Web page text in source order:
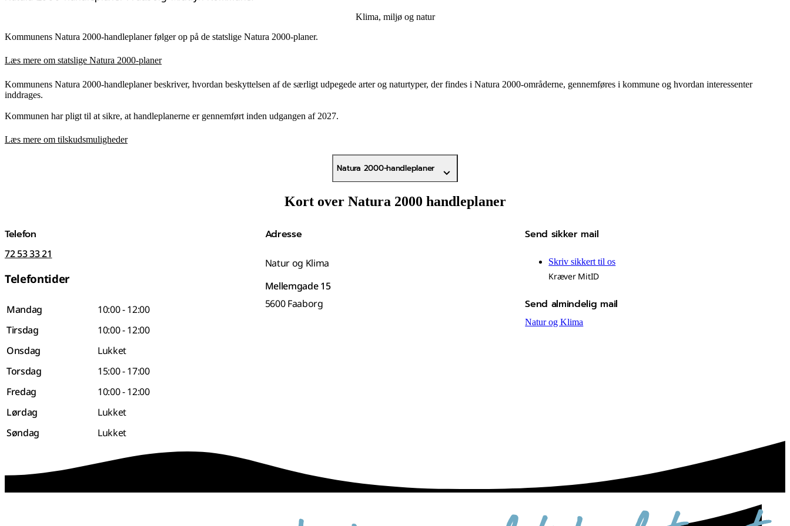
Klima, miljø og natur
Kommunens Natura 2000-handleplaner følger op på de statslige Natura 2000-planer.
Læs mere om statslige Natura 2000-planer
Kommunens Natura 2000-handleplaner beskriver, hvordan beskyttelsen af de særligt udpegede arter og naturtyper, der findes i Natura 2000-områderne, gennemføres i kommune og hvordan interessenter
inddrages.
Kommunen har pligt til at sikre, at handleplanerne er gennemført inden udgangen af 2027.
Læs mere om tilskudsmuligheder
Natura 2000-handleplaner
Kort over Natura 2000 handleplaner
Telefon
72 53 33 21
Telefontider
Mandag
10:00 - 12:00
Tirsdag
10:00 - 12:00
Onsdag
Lukket
Torsdag
15:00 - 17:00
Fredag
10:00 - 12:00
Lørdag
Lukket
Søndag
Lukket
Adresse
Natur og Klima
Mellemgade 15
5600 Faaborg
Send sikker mail
Skriv sikkert til os
Kræver MitID
Send almindelig mail
Natur og Klima